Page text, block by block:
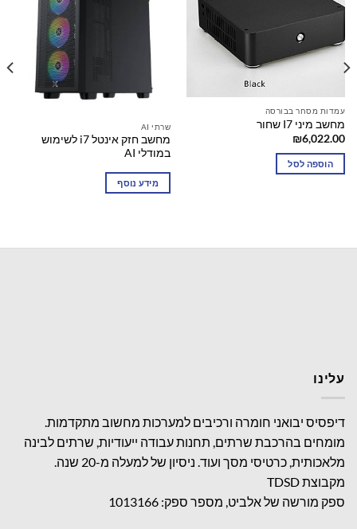
עמדות מסחר בבורסה
מחשב מיני I7 שחור
₪6,022.00
הוספה לסל
שרתי AI
מחשב חזק אינטל i7 לשימוש
במודלי AI
מידע נוסף
עלינו
דיפסיס יבואני חומרה ורכיבים למערכות מחשוב מתקדמות.
מומחים בהרכבת שרתים, תחנות עבודה ייעודיות, שרתים לבינה
מלאכותית, כרטיסי מסך ועוד. ניסיון של למעלה מ-20 שנה.
מקבוצת TDSD
ספק מורשה של אלביט, מספר ספק: 1013166